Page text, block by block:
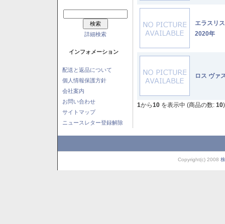
詳細検索
インフォメーション
配送と返品について
個人情報保護方針
会社案内
お問い合わせ
サイトマップ
ニュースレター登録解除
エラスリ
2020年
ロス ヴァ
1から10 を表示中 (商品の数: 10)
Copyright(c) 2008